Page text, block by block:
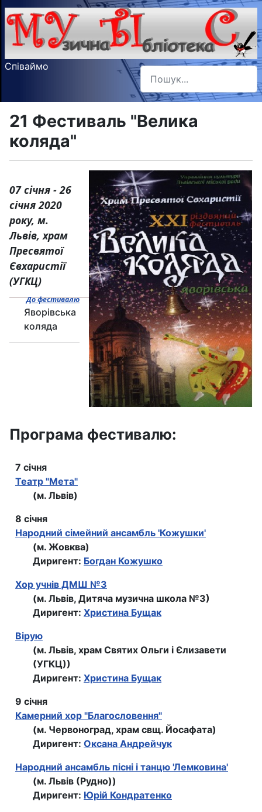
Співаймо Пошук
Type 2 or more characters
21 Фестиваль "Велика
коляда"
07 січня - 26
січня 2020
року, м.
Львів, храм
Пресвятої
Євхаристії
(УГКЦ)
До фестивалю
Яворівська
коляда
Програма фестивалю:
7 січня
Театр "Мета"
(м. Львів)
8 січня
Народний сiмейний ансамбль 'Кожушки'
(м. Жовква)
Диригент: Богдан Кожушко
Хор учнiв ДМШ №3
(м. Львів, Дитяча музична школа №3)
Диригент: Христина Бущак
Вірую
(м. Львів, храм Святих Ольги і Єлизавети
(УГКЦ))
Диригент: Христина Бущак
9 січня
Камерний хор "Благословення"
(м. Червоноград, храм свщ. Йосафата)
Диригент: Оксана Андрейчук
Народний ансамбль пісні і танцю 'Лемковина'
(м. Львів (Рудно))
Диригент: Юрiй Кондратенко